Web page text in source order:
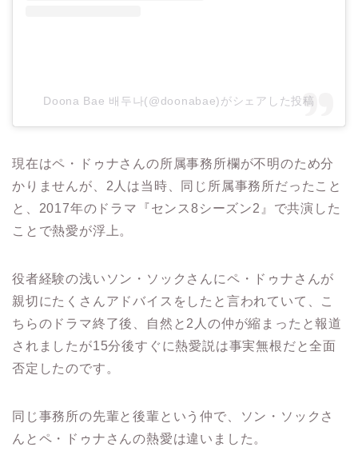
Doona Bae 배두나(@doonabae)がシェアした投稿
現在はペ・ドゥナさんの所属事務所欄が不明のため分
かりませんが、2人は当時、同じ所属事務所だったこと
と、2017年のドラマ『センス8シーズン2』で共演した
ことで熱愛が浮上。
役者経験の浅いソン・ソックさんにペ・ドゥナさんが
親切にたくさんアドバイスをしたと言われていて、こ
ちらのドラマ終了後、自然と2人の仲が縮まったと報道
されましたが15分後すぐに熱愛説は事実無根だと全面
否定したのです。
同じ事務所の先輩と後輩という仲で、ソン・ソックさ
んとペ・ドゥナさんの熱愛は違いました。